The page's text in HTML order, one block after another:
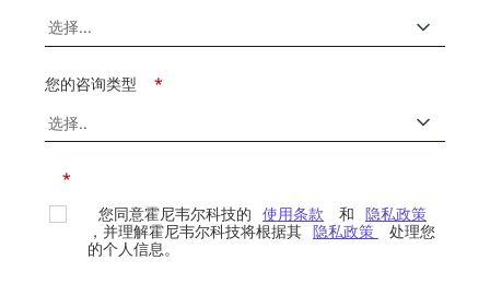
*
您的咨询类型
*
您同意霍尼韦尔科技的 使用条款 和 隐私政策
，并理解霍尼韦尔科技将根据其 隐私政策
处理您
的个人信息。